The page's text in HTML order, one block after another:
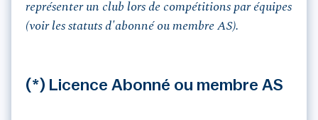
représenter un club lors de compétitions par équipes
(voir les statuts d'abonné ou membre AS).
(*) Licence Abonné ou membre AS